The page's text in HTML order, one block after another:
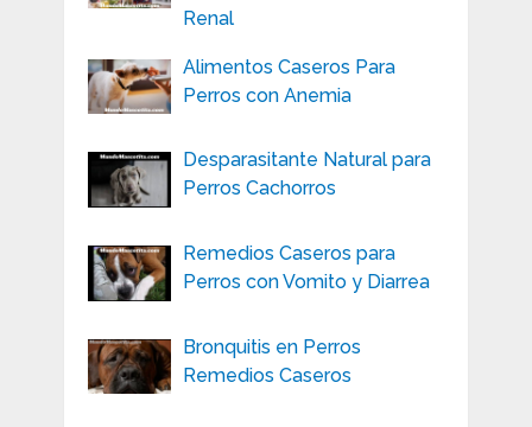
Renal
Alimentos Caseros Para
Perros con Anemia
Desparasitante Natural para
Perros Cachorros
Remedios Caseros para
Perros con Vomito y Diarrea
Bronquitis en Perros
Remedios Caseros